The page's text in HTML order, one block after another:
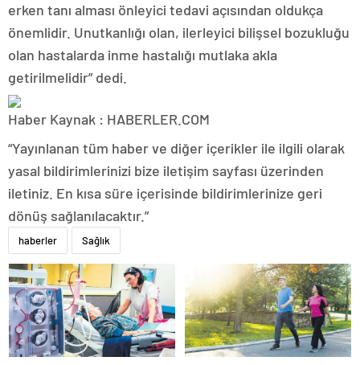
erken tanı alması önleyici tedavi açısından oldukça
önemlidir. Unutkanlığı olan, ilerleyici bilişsel bozukluğu
olan hastalarda inme hastalığı mutlaka akla
getirilmelidir” dedi.
Haber Kaynak : HABERLER.COM
“Yayınlanan tüm haber ve diğer içerikler ile ilgili olarak
yasal bildirimlerinizi bize iletişim sayfası üzerinden
iletiniz. En kısa süre içerisinde bildirimlerinize geri
dönüş sağlanılacaktır.”
haberler Sağlık